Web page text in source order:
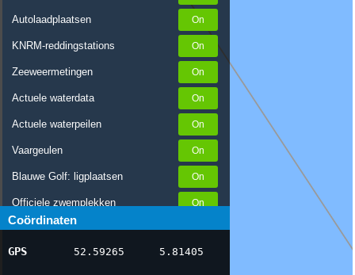
Autolaadplaatsen
KNRM-reddingstations
Zeeweermetingen
Actuele waterdata
Actuele waterpeilen
Vaargeulen
Blauwe Golf: ligplaatsen
Officiele zwemplekken
Stremmingen/hinder
AIS scheepsposities
Coördinaten
GPS 52.59265 5.81405